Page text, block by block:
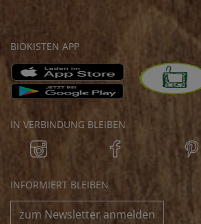
BIOKISTEN APP
IN VERBINDUNG BLEIBEN
INFORMIERT BLEIBEN
zum Newsletter anmelden